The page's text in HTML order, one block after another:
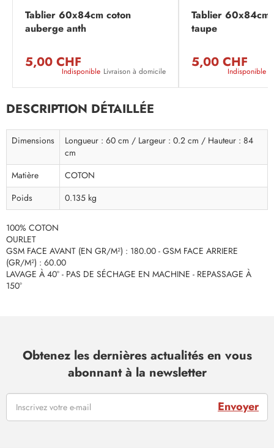
Tablier 60x84cm coton
auberge anth
5,00 CHF
Indisponible Livraison à domicile
Tablier 60x84cm
taupe
5,00 CHF
Indisponible
DESCRIPTION DÉTAILLÉE
Dimensions
Longueur : 60 cm / Largeur : 0.2 cm / Hauteur : 84
cm
Matière
COTON
Poids
0.135 kg
100% COTON
OURLET
GSM FACE AVANT (EN GR/M²) : 180.00 - GSM FACE ARRIERE
(GR/M²) : 60.00
LAVAGE À 40° - PAS DE SÉCHAGE EN MACHINE - REPASSAGE À
150°
Obtenez les dernières actualités en vous
abonnant à la newsletter
Envoyer